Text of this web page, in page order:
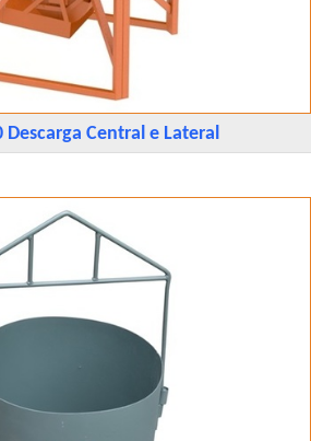
Descarga Central e Lateral